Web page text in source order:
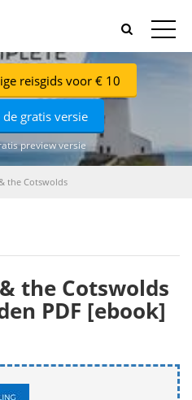
reisgids voor € 10
gratis versie
preview versie
the Cotswolds
the Cotswolds
PDF [ebook]